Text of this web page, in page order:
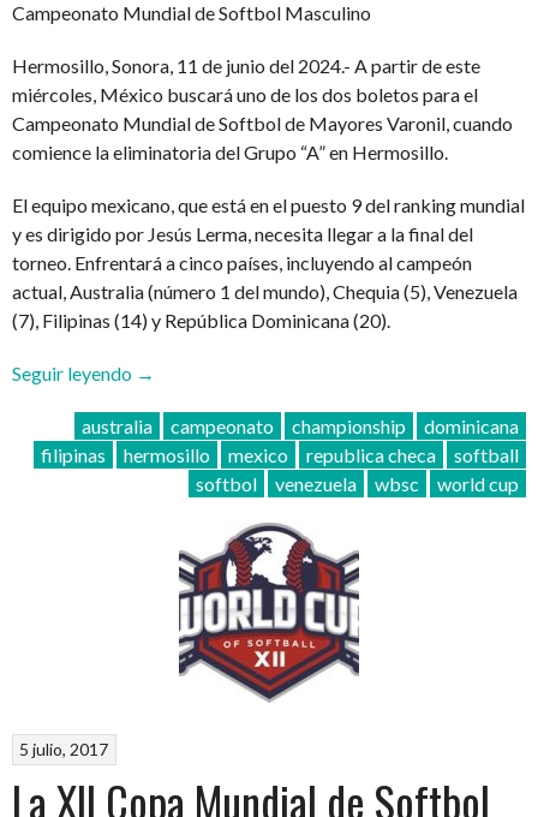
Campeonato Mundial de Softbol Masculino
Hermosillo, Sonora, 11 de junio del 2024.- A partir de este
miércoles, México buscará uno de los dos boletos para el
Campeonato Mundial de Softbol de Mayores Varonil, cuando
comience la eliminatoria del Grupo “A” en Hermosillo.
El equipo mexicano, que está en el puesto 9 del ranking mundial
y es dirigido por Jesús Lerma, necesita llegar a la final del
torneo. Enfrentará a cinco países, incluyendo al campeón
actual, Australia (número 1 del mundo), Chequia (5), Venezuela
(7), Filipinas (14) y República Dominicana (20).
Seguir leyendo
“¡México,
seis
sonorenses,
Mundial
→
australia campeonato championship
dominicana
filipinas
hermosillo mexico republica checa
softball
softbol
venezuela wbsc world cup
5 julio, 2017
La XII Copa Mundial de Softbol